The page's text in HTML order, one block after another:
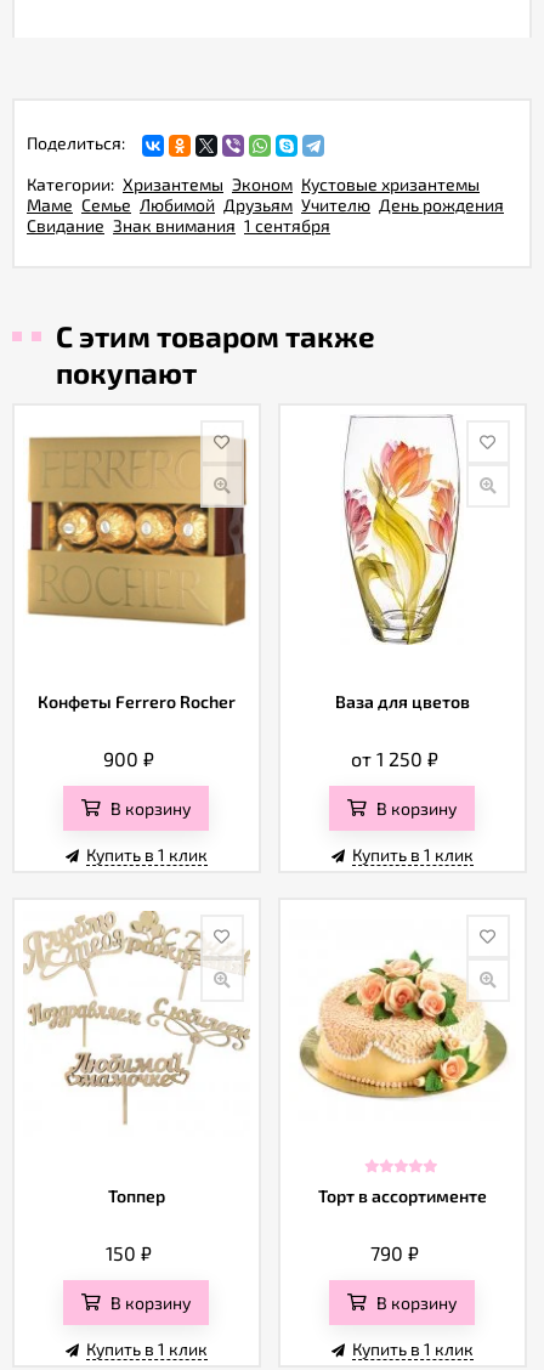
Поделиться:
Категории: Хризантемы Эконом Кустовые хризантемы
Маме Семье Любимой Друзьям Учителю День рождения
Свидание Знак внимания 1 сентября
С этим товаром также
покупают
Конфеты Ferrero Rocher
900₽
В корзину
Купить в 1 клик
Ваза для цветов
от 1 250₽
В корзину
Купить в 1 клик
Топпер
150₽
В корзину
Купить в 1 клик
Торт в ассортименте
790₽
В корзину
Купить в 1 клик